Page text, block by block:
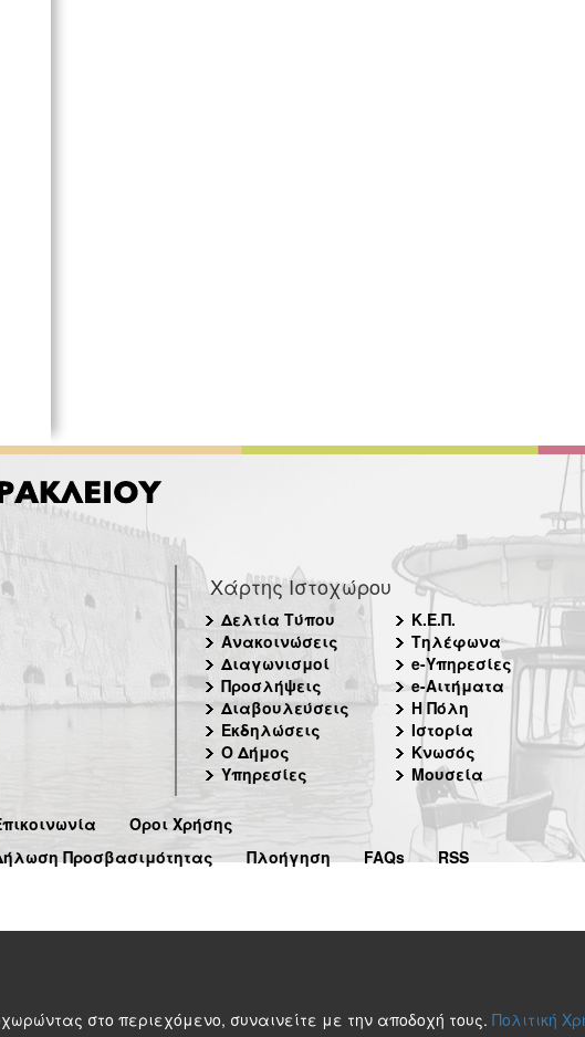
Χάρτης Ιστοχώρου
Δελτία Τύπου
Ανακοινώσεις
Διαγωνισμοί
Προσλήψεις
Διαβουλεύσεις
Εκδηλώσεις
Ο Δήμος
Υπηρεσίες
Κ.Ε.Π.
Τηλέφωνα
e-Υπηρεσίες
e-Αιτήματα
Η Πόλη
Ιστορία
Κνωσός
Μουσεία
Όροι Χρήσης
Προσβασιμότητας
Πλοήγηση FAQs RSS
στο περιεχόμενο, συναινείτε με την αποδοχή τους. Πολιτική